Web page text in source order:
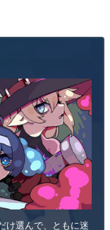
け選んで、ともに迷